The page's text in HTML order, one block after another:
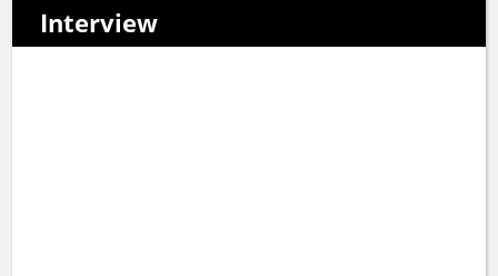
Interview